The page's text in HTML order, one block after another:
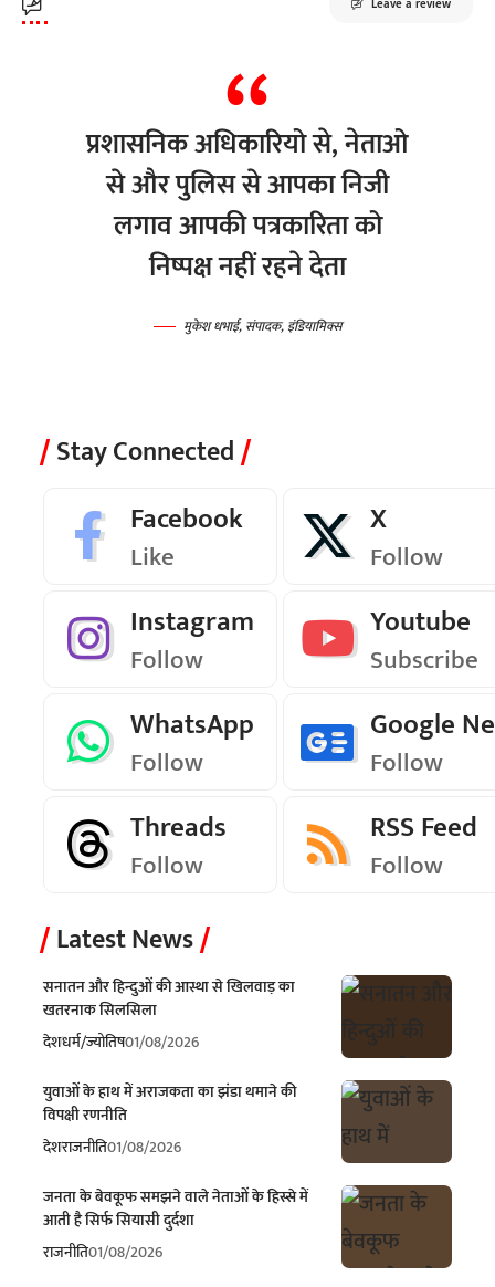
Leave a review
प्रशासनिक अधिकारियो से, नेताओ
से और पुलिस से आपका निजी
लगाव आपकी पत्रकारिता को
निष्पक्ष नहीं रहने देता
मुकेश धभाई, संपादक, इंडियामिक्स
Stay Connected
Facebook
Like
X
Follow
Instagram
Follow
Youtube
Subscribe
WhatsApp
Follow
Google
Follow
Threads
Follow
RSS Feed
Follow
Latest News
सनातन और हिन्दुओं की आस्था से खिलवाड़ का
खतरनाक सिलसिला
देशधर्म/ज्योतिष01/08/2026
युवाओं के हाथ में अराजकता का झंडा थमाने की
विपक्षी रणनीति
देशराजनीति01/08/2026
जनता के बेवकूफ समझने वाले नेताओं के हिस्से में
आती है सिर्फ सियासी दुर्दशा
राजनीति01/08/2026